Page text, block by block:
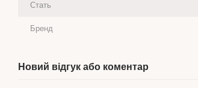
Стать
Бренд
Новий відгук або коментар